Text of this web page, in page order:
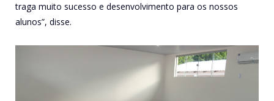
traga muito sucesso e desenvolvimento para os nossos
alunos”, disse.